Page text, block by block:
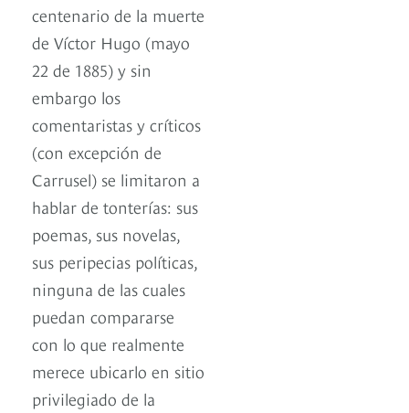
centenario de la muerte
de Víctor Hugo (mayo
22 de 1885) y sin
embargo los
comentaristas y críticos
(con excepción de
Carrusel) se limitaron a
hablar de tonterías: sus
poemas, sus novelas,
sus peripecias políticas,
ninguna de las cuales
puedan compararse
con lo que realmente
merece ubicarlo en sitio
privilegiado de la